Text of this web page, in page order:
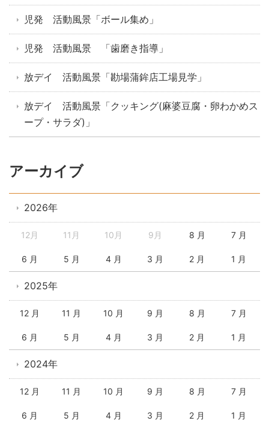
児発 活動風景「ボール集め」
児発 活動風景 「歯磨き指導」
放デイ 活動風景「勘場蒲鉾店工場見学」
放デイ 活動風景「クッキング(麻婆豆腐・卵わかめス
ープ・サラダ)」
アーカイブ
2026年
12月 11月 10月 9月 8 月 7 月
6 月 5 月 4 月 3 月 2 月 1 月
2025年
12 月 11 月 10 月 9 月 8 月 7 月
6 月 5 月 4 月 3 月 2 月 1 月
2024年
12 月 11 月 10 月 9 月 8 月 7 月
6 月 5 月 4 月 3 月 2 月 1 月